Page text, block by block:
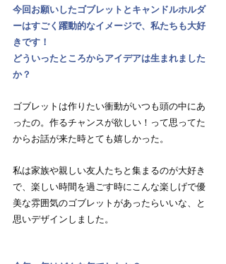
今回お願いしたゴブレットとキャンドルホルダ
ーはすごく躍動的なイメージで、私たちも大好
きです！
どういったところからアイデアは生まれました
か？
ゴブレットは作りたい衝動がいつも頭の中にあ
ったの。作るチャンスが欲しい！って思ってた
からお話が来た時とても嬉しかった。
私は家族や親しい友人たちと集まるのが大好き
で、楽しい時間を過ごす時にこんな楽しげで優
美な雰囲気のゴブレットがあったらいいな、と
思いデザインしました。